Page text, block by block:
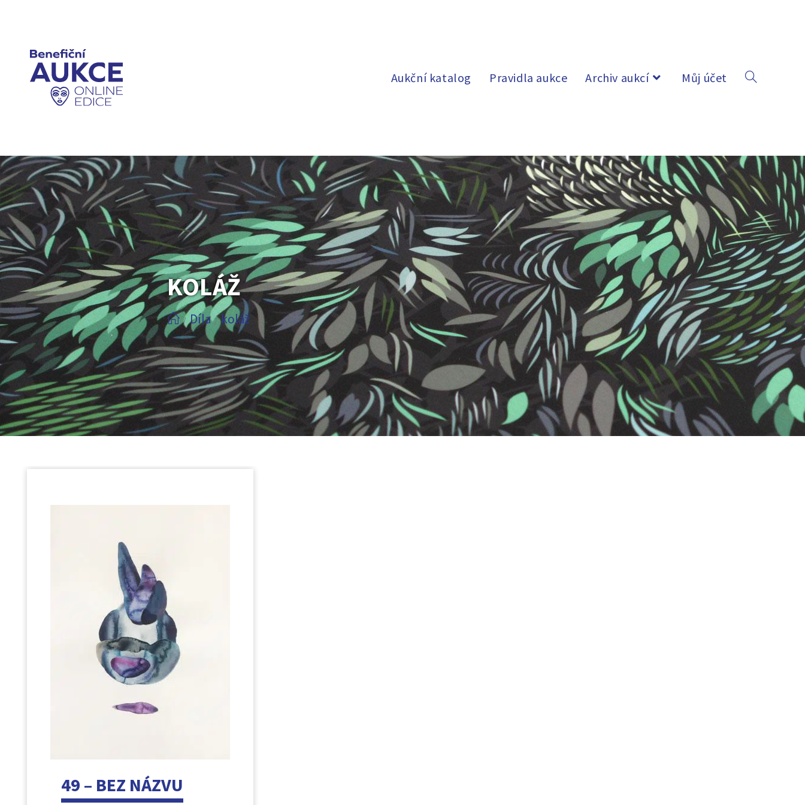
Aukční katalog Pravidla aukce Archiv aukcí Můj účet
KOLÁŽ
/ Díla / koláž
49 – BEZ NÁZVU